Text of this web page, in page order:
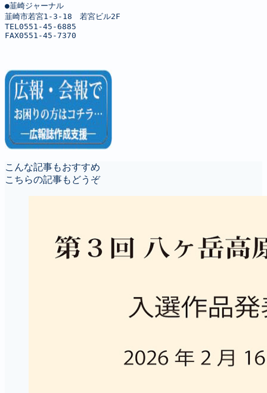
●韮崎ジャーナル
韮崎市若宮1-3-18　若宮ビル2F
TEL0551-45-6885
FAX0551-45-7370
こんな記事もおすすめ
こちらの記事もどうぞ